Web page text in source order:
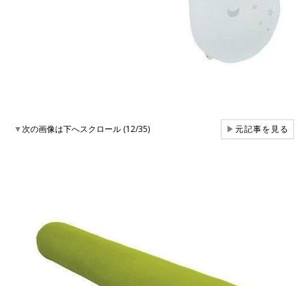
▼次の画像は下へスクロール (12/35) ▶元記事を見る